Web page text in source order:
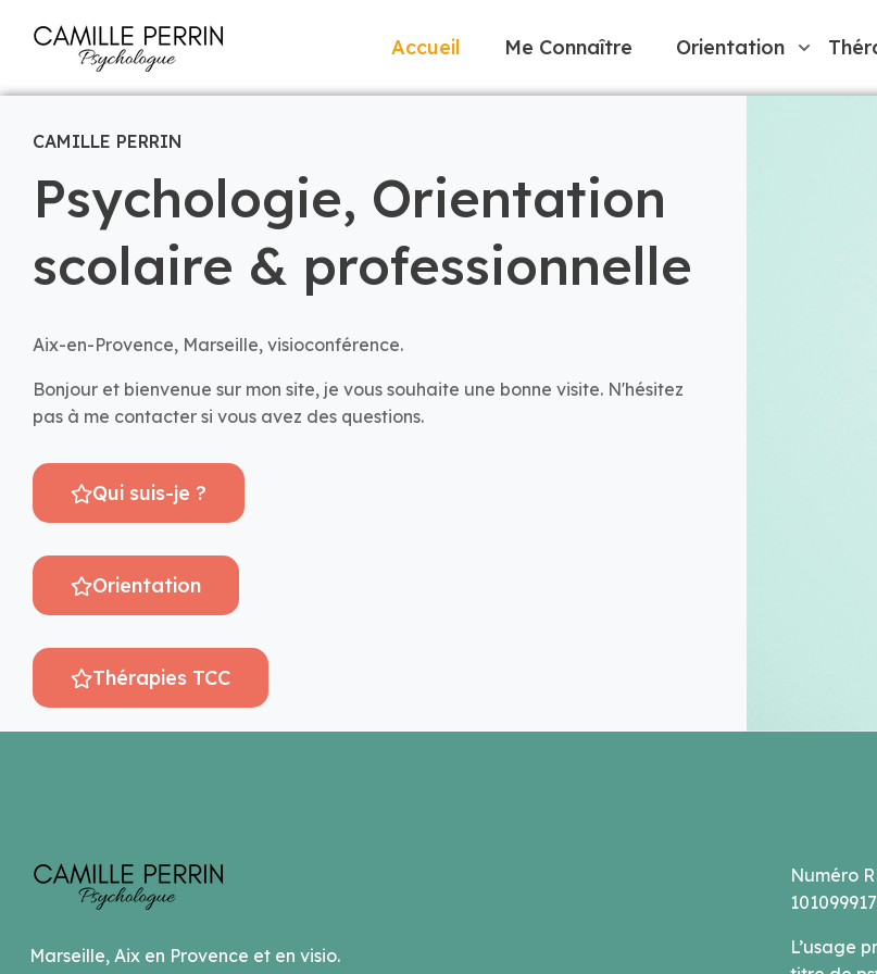
Accueil Me Connaître Orientation
CAMILLE PERRIN
Psychologie, Orientation
scolaire & professionnelle
Aix-en-Provence, Marseille, visioconférence.
Bonjour et bienvenue sur mon site, je vous souhaite une bonne visite. N'hésitez
pas à me contacter si vous avez des questions.
Qui suis-je ?
Orientation
Thérapies TCC
Marseille, Aix en Provence et en visio.
Numéro
L’usage